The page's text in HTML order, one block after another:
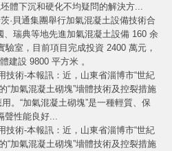
體下沉和硬化不均疑問的解決方...
·貝通集團舉行加氣混凝土設備技術合
瑞典等地先進加氣混凝土設備 160 余
室，目前項目完成投資 2400 萬元，
建設 9800 平方米 。
技術-本報訊：近，山東省淄博市“世紀
“加氣混凝土砌塊”墻體技術及控裂措施
。“加氣混凝土砌塊”是一種輕質、保
聲性能良好...
技術-本報訊：近，山東省淄博市“世紀
“加氣混凝土砌塊”墻體技術及控裂措施